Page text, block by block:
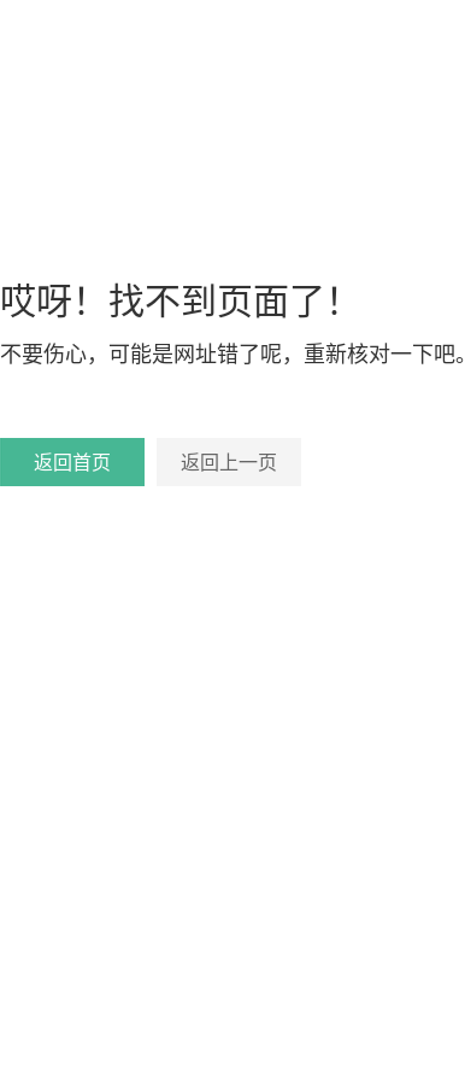
哎呀！找不到页面了！
不要伤心，可能是网址错了呢，重新核对一下吧。
返回首页 返回上一页